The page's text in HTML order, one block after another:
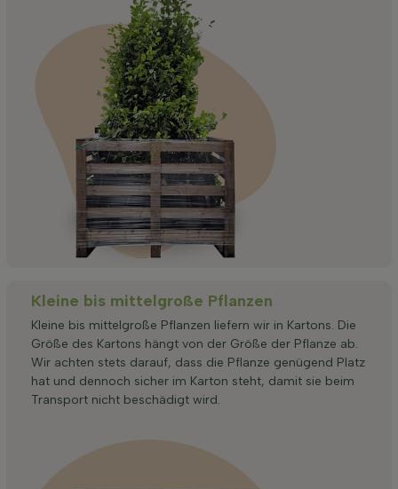
Kleine bis mittelgroße Pflanzen
Kleine bis mittelgroße Pflanzen liefern wir in Kartons. Die
Größe des Kartons hängt von der Größe der Pflanze ab.
Wir achten stets darauf, dass die Pflanze genügend Platz
hat und dennoch sicher im Karton steht, damit sie beim
Transport nicht beschädigt wird.